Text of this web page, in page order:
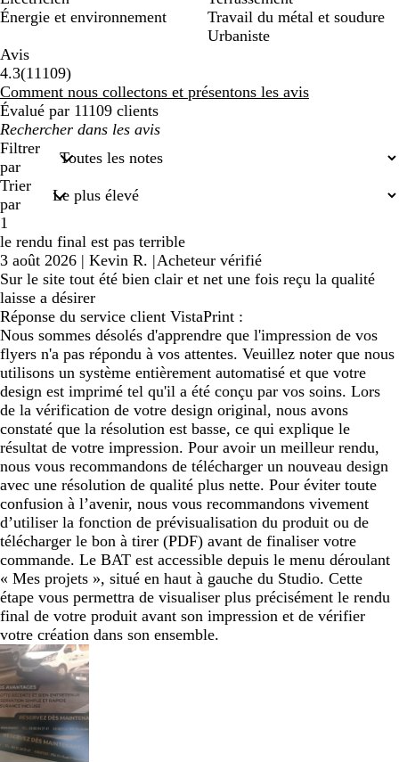
Énergie et environnement
Travail du métal et soudure
Urbaniste
Avis
4.3(1110911109
avis
)
Comment nous collectons et présentons les avis
Évalué par 11109 clients
Mes
recherches
saisies
Filtrer
par
Trier
par
1
le rendu final est pas terrible
3 août 2026 | Kevin R. |Acheteur vérifié
Sur le site tout été bien clair et net une fois reçu la qualité
laisse a désirer
Réponse du service client VistaPrint :
Nous sommes désolés d'apprendre que l'impression de vos
flyers n'a pas répondu à vos attentes. Veuillez noter que nous
utilisons un système entièrement automatisé et que votre
design est imprimé tel qu'il a été conçu par vos soins. Lors
de la vérification de votre design original, nous avons
constaté que la résolution est basse, ce qui explique le
résultat de votre impression. Pour avoir un meilleur rendu,
nous vous recommandons de télécharger un nouveau design
avec une résolution de qualité plus nette. Pour éviter toute
confusion à l’avenir, nous vous recommandons vivement
d’utiliser la fonction de prévisualisation du produit ou de
télécharger le bon à tirer (PDF) avant de finaliser votre
commande. Le BAT est accessible depuis le menu déroulant
« Mes projets », situé en haut à gauche du Studio. Cette
étape vous permettra de visualiser plus précisément le rendu
final de votre produit avant son impression et de vérifier
votre création dans son ensemble.